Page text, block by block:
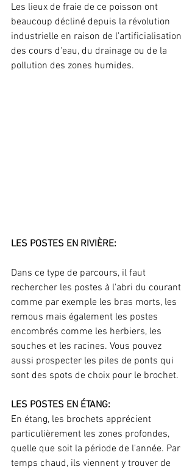
Les lieux de fraie de ce poisson ont
beaucoup décliné depuis la révolution
industrielle en raison de l’artificialisation
des cours d'eau, du drainage ou de la
pollution des zones humides.
LES POSTES EN RIVIÈRE:
Dans ce type de parcours, il faut
rechercher les postes à l'abri du courant
comme par exemple les bras morts, les
remous mais également les postes
encombrés comme les herbiers, les
souches et les racines. Vous pouvez
aussi prospecter les piles de ponts qui
sont des spots de choix pour le brochet.
LES POSTES EN ÉTANG:
En étang, les brochets apprécient
particulièrement les zones profondes,
quelle que soit la période de l'année. Par
temps chaud, ils viennent y trouver de